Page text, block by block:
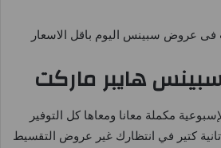
عروض سبينس اليوم باقل الاسعار
هايبر ماركت
مكملة معانا ومعاها كل التوفير
كتير في انتظارك غير عروض التقسيط